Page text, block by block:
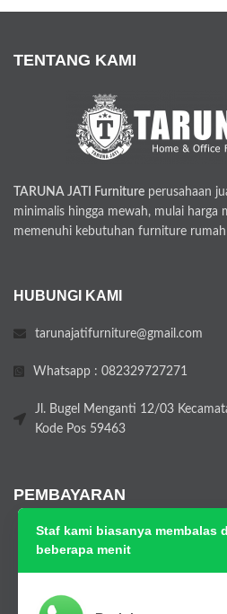
TENTANG KAMI
TARUNA JATI Furniture perusahaan
minimalis hingga mewah, mulai harga
memenuhi kebutuhan furniture
HUBUNGI KAMI
tarunajatifurniture@gmail.com
Whatsapp : 082329727271
Jl. Bugel Menganti 12/03
Kode Pos 59463
PEMBAYARAN
Staf kami biasanya membalas
beberapa menit